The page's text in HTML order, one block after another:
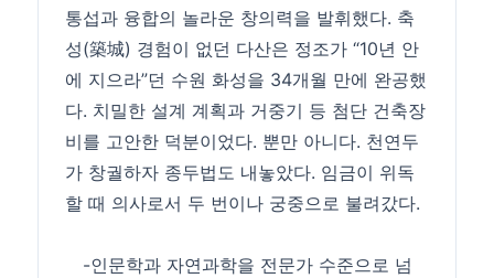
통섭과 융합의 놀라운 창의력을 발휘했다. 축
성(築城) 경험이 없던 다산은 정조가 “10년 안
에 지으라”던 수원 화성을 34개월 만에 완공했
다. 치밀한 설계 계획과 거중기 등 첨단 건축장
비를 고안한 덕분이었다. 뿐만 아니다. 천연두
가 창궐하자 종두법도 내놓았다. 임금이 위독
할 때 의사로서 두 번이나 궁중으로 불려갔다.
-인문학과 자연과학을 전문가 수준으로 넘